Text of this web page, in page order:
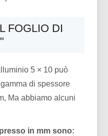
FOGLIO DI
5 × 10 può
di spessore
Ma abbiamo alcuni
in mm sono: